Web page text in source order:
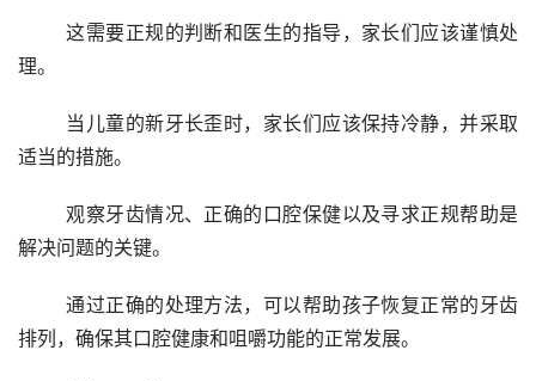
	这需要正规的判断和医生的指导，家长们应该谨慎处
理。
适当的措施。
	观察牙齿情况、正确的口腔保健以及寻求正规帮助是
解决问题的关键。
	通过正确的处理方法，可以帮助孩子恢复正常的牙齿
排列，确保其口腔健康和咀嚼功能的正常发展。